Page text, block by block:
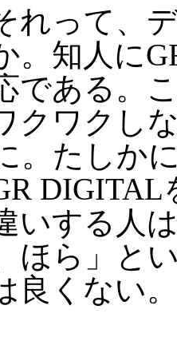
って、
。知人に
である。
クワクし
。たしか
いする人
ほら」と
良くない